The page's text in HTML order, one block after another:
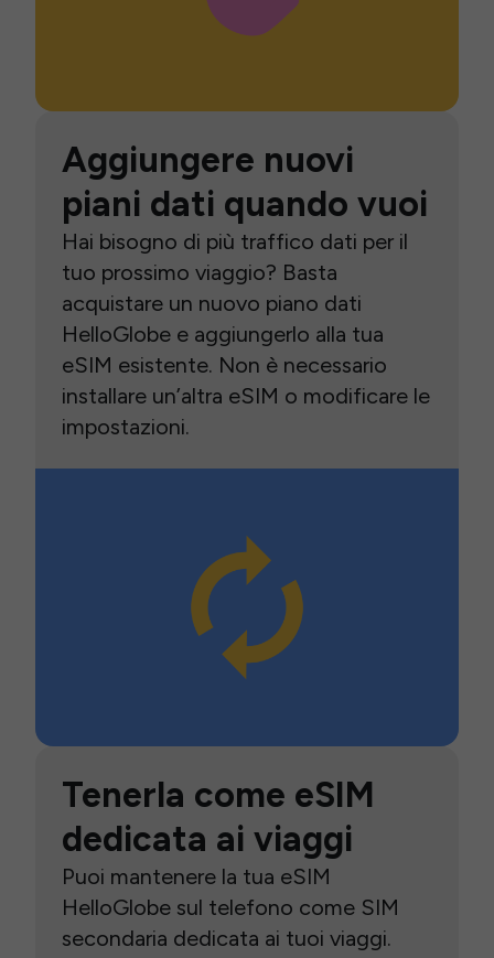
Aggiungere nuovi
piani dati quando vuoi
Hai bisogno di più traffico dati per il
tuo prossimo viaggio? Basta
acquistare un nuovo piano dati
HelloGlobe e aggiungerlo alla tua
eSIM esistente. Non è necessario
installare un’altra eSIM o modificare le
impostazioni.
Tenerla come eSIM
dedicata ai viaggi
Puoi mantenere la tua eSIM
HelloGlobe sul telefono come SIM
secondaria dedicata ai tuoi viaggi.